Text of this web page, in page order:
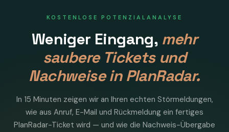
KOSTENLOSE POTENZIALANALYSE
Weniger Eingang, mehr
saubere Tickets und
Nachweise in PlanRadar.
In 15 Minuten zeigen wir an Ihren echten Störmeldungen,
wie aus Anruf, E-Mail und Rückmeldung ein fertiges
PlanRadar-Ticket wird — und wie die Nachweis-Übergabe